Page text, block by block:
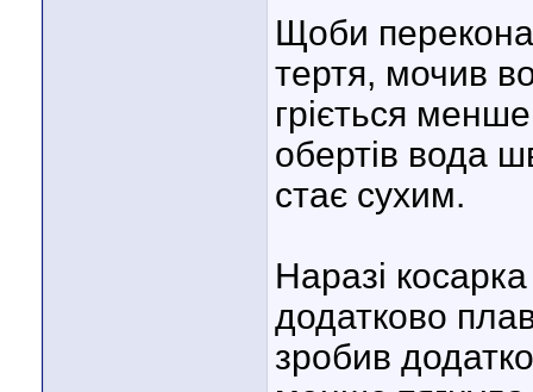
Щоби
тертя, мочив
гріється
обертів вода
стає сухим.
Наразі
додатково
зробив